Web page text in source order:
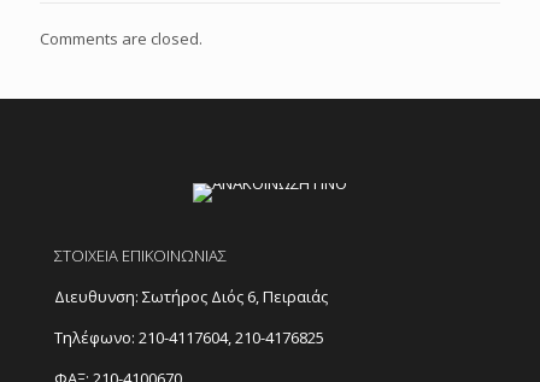
Comments are closed.
ΣΤΟΙΧΕΙΑ ΕΠΙΚΟΙΝΩΝΙΑΣ
Διευθυνση: Σωτήρος Διός 6, Πειραιάς
Τηλέφωνο: 210-4117604,210-4176825